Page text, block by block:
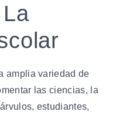
amplia variedad de
las ciencias, la
estudiantes,